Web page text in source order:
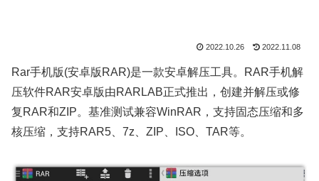
2022.10.26 2022.11.08
Rar手机版(安卓版RAR)是一款安卓解压工具。RAR手机解
压软件RAR安卓版由RARLAB正式推出，创建并解压或修
复RAR和ZIP。基准测试兼容WinRAR，支持固态压缩和多
核压缩，支持RAR5、7z、ZIP、ISO、TAR等。